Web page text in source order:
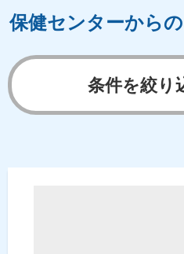
保健センターから
条件を絞り